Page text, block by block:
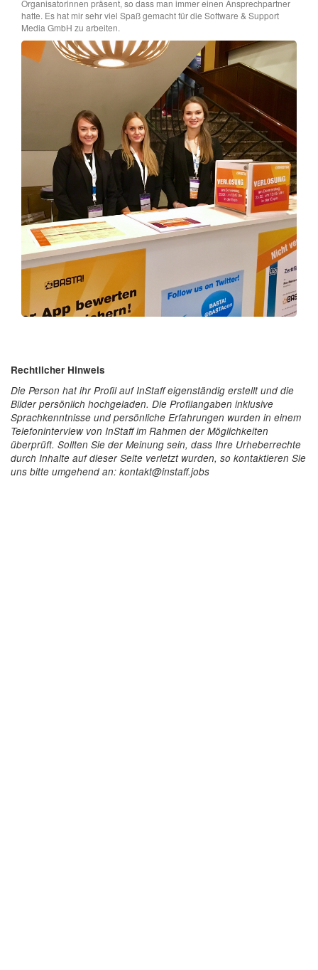
Organisatorinnen präsent, so dass man immer einen Ansprechpartner
hatte. Es hat mir sehr viel Spaß gemacht für die Software & Support
Media GmbH zu arbeiten.
Rechtlicher Hinweis
Die Person hat ihr Profil auf InStaff eigenständig erstellt und die
Bilder persönlich hochgeladen. Die Profilangaben inklusive
Sprachkenntnisse und persönliche Erfahrungen wurden in einem
Telefoninterview von InStaff im Rahmen der Möglichkeiten
überprüft. Sollten Sie der Meinung sein, dass Ihre Urheberrechte
durch Inhalte auf dieser Seite verletzt wurden, so kontaktieren Sie
uns bitte umgehend an: kontakt@instaff.jobs